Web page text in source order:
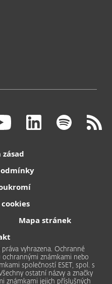
Mapa stránek
práva vyhrazena. Ochranné
známkami nebo
společností ESET, spol. s
ostatní názvy a značky
známkami jejich příslušných